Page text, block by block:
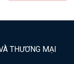
THƯƠNG MẠI